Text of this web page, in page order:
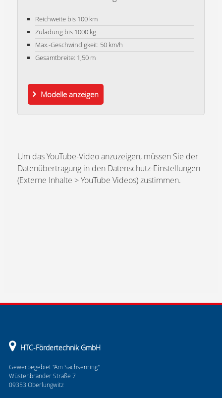
Reichweite bis 100 km
Zuladung bis 1000 kg
Max.-Geschwindigkeit: 50 km/h
Gesamtbreite: 1,50 m
Modelle anzeigen
Um das YouTube-Video anzuzeigen, müssen Sie der
Datenübertragung in den Datenschutz-Einstellungen
(Externe Inhalte > YouTube Videos) zustimmen.
HTC-Fördertechnik GmbH
Gewerbegebiet "Am Sachsenring"
Wüstenbrander Straße 7
09353 Oberlungwitz